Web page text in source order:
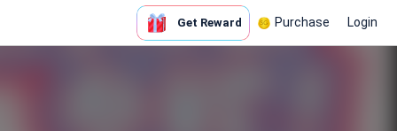
Get Reward Purchase Login